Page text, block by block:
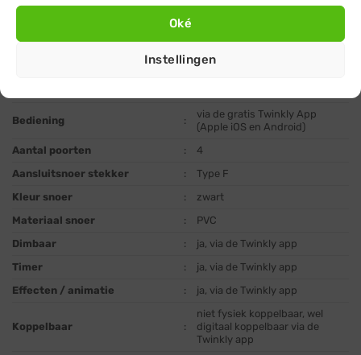
Oké
Instellingen
Lengte ethernet kabel
:
1,5 m
:
:
Bediening :
via de gratis Twinkly App
(Apple iOS en Android)
Aantal poorten
:
4
Aansluitsnoer stekker
:
Type F
Kleur snoer
:
zwart
Materiaal snoer
:
PVC
Dimbaar
:
ja, via de Twinkly app
Timer
:
ja, via de Twinkly app
Effecten / animatie
: ja, via de Twinkly app
Koppelbaar :
niet fysiek koppelbaar, wel
digitaal koppelbaar via de
Twinkly app